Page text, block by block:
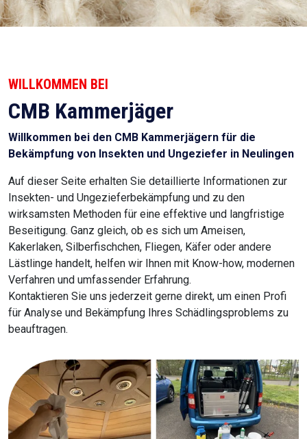
WILLKOMMEN BEI
CMB Kammerjäger
Willkommen bei den CMB Kammerjägern für die
Bekämpfung von Insekten und Ungeziefer in Neulingen
Auf dieser Seite erhalten Sie detaillierte Informationen zur
Insekten- und Ungezieferbekämpfung und zu den
wirksamsten Methoden für eine effektive und langfristige
Beseitigung. Ganz gleich, ob es sich um Ameisen,
Kakerlaken, Silberfischchen, Fliegen, Käfer oder andere
Lästlinge handelt, helfen wir Ihnen mit Know-how, modernen
Verfahren und umfassender Erfahrung.
Kontaktieren Sie uns jederzeit gerne direkt, um einen Profi
für Analyse und Bekämpfung Ihres Schädlingsproblems zu
beauftragen.